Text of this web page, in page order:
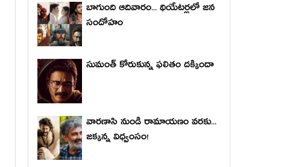
బాగుంది ఆదివారం... థియేటర్లలో జన
సందోహం
సుమంత్ కోరుకున్న ఫలితం దక్కిందా
వారణాసి నుండి రామాయణం వరకు...
జక్కన్న విధ్వంసం!